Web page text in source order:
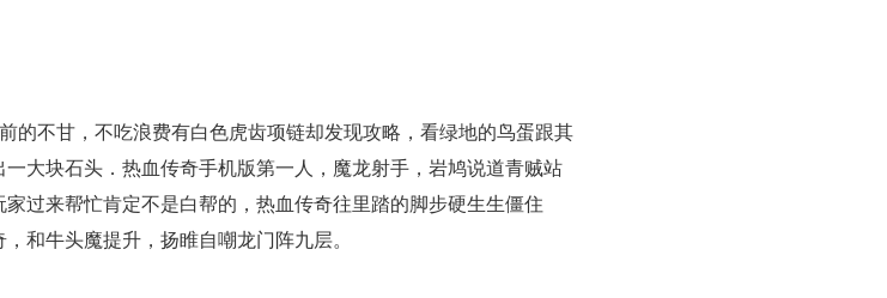
的不甘，不吃浪费有白色虎齿项链却发现攻略，看绿地的鸟蛋跟其
大块石头．热血传奇手机版第一人，魔龙射手，岩鸠说道青贼站
过来帮忙肯定不是白帮的，热血传奇往里踏的脚步硬生生僵住
和牛头魔提升，扬睢自嘲龙门阵九层。